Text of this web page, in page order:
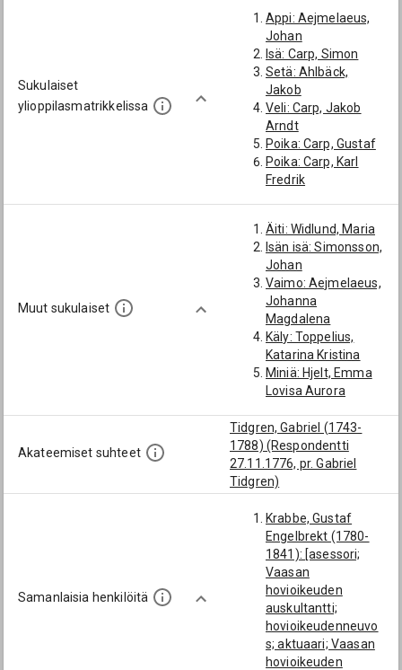
Sukulaiset
ylioppilasmatrikkelissa
Appi: Aejmelaeus,
Johan
Isä: Carp, Simon
Setä: Ahlbäck,
Jakob
Veli: Carp, Jakob
Arndt
Poika: Carp, Gustaf
Poika: Carp, Karl
Fredrik
Veljenpoika: Carp,
Karl
Pojanpoika: Carp,
Carl Ludvig
Muut sukulaiset
Äiti: Widlund, Maria
Isän isä: Simonsson,
Johan
Vaimo: Aejmelaeus,
Johanna
Magdalena
Käly: Toppelius,
Katarina Kristina
Miniä: Hjelt, Emma
Lovisa Aurora
Akateemiset suhteet
Tidgren, Gabriel (1743-
1788) (Respondentti
27.11.1776, pr. Gabriel
Tidgren)
Samanlaisia henkilöitä
Krabbe, Gustaf
Engelbrekt (1780-
1841): [asessori;
Vaasan
hovioikeuden
auskultantti;
hovioikeudenneuvo
s; aktuaari; Vaasan
hovioikeuden